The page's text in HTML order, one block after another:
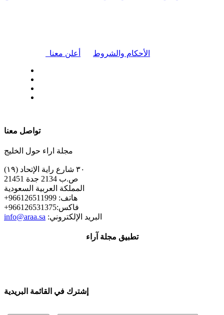
أعلن معنا الأحكام والشروط
تواصل معنا
مجلة اراء حول الخليج
٣٠ شارع راية الإتحاد (١٩)
ص.ب 2134 جدة 21451
المملكة العربية السعودية
+هاتف: 966126511999
+فاكس:966126531375
info@araa.sa :البريد الإلكتروني
تطبيق مجلة آراء
إشترك في القائمة البريدية